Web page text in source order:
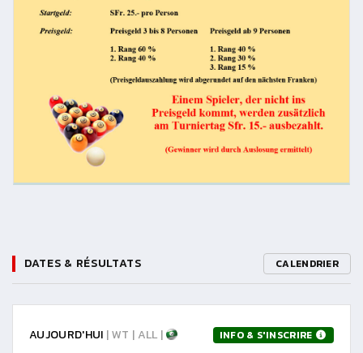
DATES & RÉSULTATS CALENDRIER
AUJOURD'HUI | WT | ALL | INFO & S'INSCRIRE